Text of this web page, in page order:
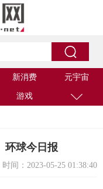
新消费 元宇宙
游戏
环球今日报
时间：2023-05-25 01:38:40